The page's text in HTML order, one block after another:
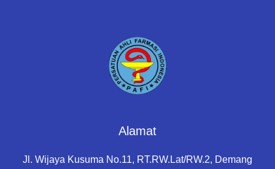
Alamat
Jl. Wijaya Kusuma No.11, RT.RW.Lat/RW.2, Demang